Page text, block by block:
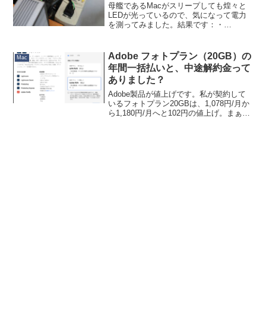
母艦であるMacがスリープしても煌々と
LEDが光っているので、気になって電力
を測ってみました。結果です：・
Mac（ホスト）稼働時：8〜11W１ヶ月ず
っとスリープさせておく...
Mac
Adobe フォトプラン（20GB）の
年間一括払いと、中途解約金って
ありました？
Adobe製品が値上げです。私が契約して
いるフォトプラン20GBは、1,078円/月か
ら1,180円/月へと102円の値上げ。まぁこ